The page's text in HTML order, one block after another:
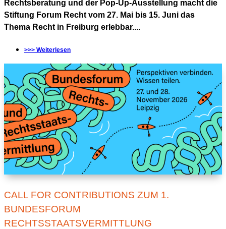
Rechtsberatung und der Pop-Up-Ausstellung macht die
Stiftung Forum Recht vom 27. Mai bis 15. Juni das
Thema Recht in Freiburg erlebbar....
>>> Weiterlesen
CALL FOR CONTRIBUTIONS ZUM 1.
BUNDESFORUM
RECHTSSTAATSVERMITTLUNG